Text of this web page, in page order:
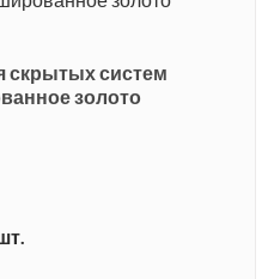
скрытых систем
золото